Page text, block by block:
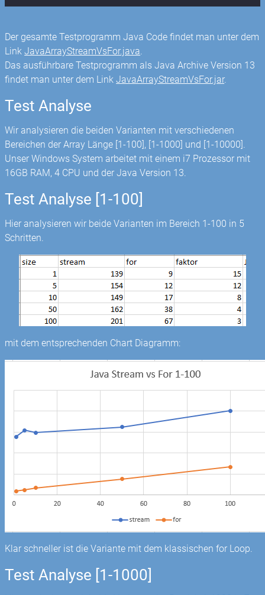
Der gesamte Testprogramm Java Code findet man unter dem
LinkJavaArrayStreamVsFor.java.
Das ausführbare Testprogramm als Java Archive Version 13
findet man unter dem LinkJavaArrayStreamVsFor.jar.
Test Analyse
Wir analysieren die beiden Varianten mit verschiedenen
Bereichen der Array Länge [1-100], [1-1000] und [1-10000].
Unser Windows System arbeitet mit einem i7 Prozessor mit
16GB RAM, 4 CPU und der Java Version 13.
Test Analyse [1-100]
Hier analysieren wir beide Varianten im Bereich 1-100 in 5
Schritten.
mit dem entsprechenden Chart Diagramm:
Klar schneller ist die Variante mit dem klassischen for Loop.
Test Analyse [1-1000]